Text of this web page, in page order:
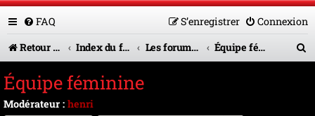
FAQ Connexion
S’enregistrer
Retour vers le site U.A.G.R.
Index du forum Les forums en service Équipe féminine
Équipe féminine
Modérateur : henri